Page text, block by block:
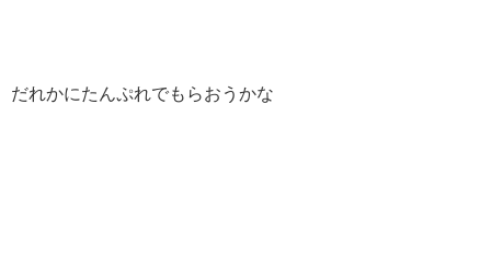
だれかにたんぷれでもらおうかな